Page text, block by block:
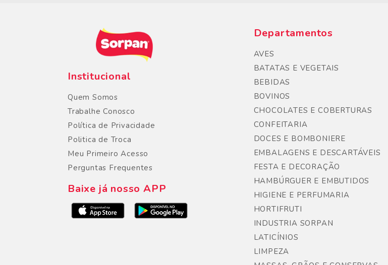
Institucional
Quem Somos
Trabalhe Conosco
Política de Privacidade
Politica de Troca
Meu Primeiro Acesso
Perguntas Frequentes
Baixe já nosso APP
Departamentos
AVES
BATATAS E VEGETAIS
BEBIDAS
BOVINOS
CHOCOLATES E COBERTURAS
CONFEITARIA
DOCES E BOMBONIERE
EMBALAGENS E DESCARTÁVEIS
FESTA E DECORAÇÃO
HAMBÚRGUER E EMBUTIDOS
HIGIENE E PERFUMARIA
HORTIFRUTI
INDUSTRIA SORPAN
LATICÍNIOS
LIMPEZA